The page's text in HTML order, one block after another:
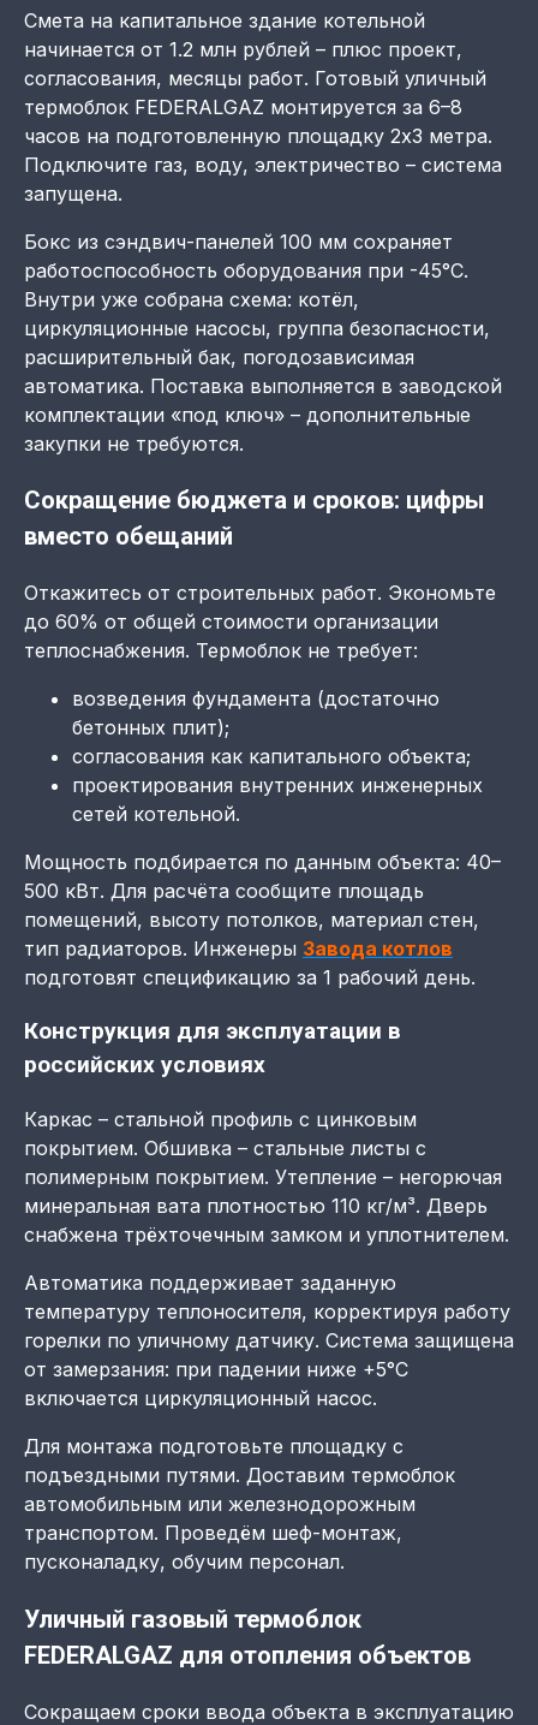
Смета на капитальное здание котельной
начинается от 1.2 млн рублей – плюс проект,
согласования, месяцы работ. Готовый уличный
термоблок FEDERALGAZ монтируется за 6–8
часов на подготовленную площадку 2x3 метра.
Подключите газ, воду, электричество – система
запущена.
Бокс из сэндвич-панелей 100 мм сохраняет
работоспособность оборудования при -45°C.
Внутри уже собрана схема: котёл,
циркуляционные насосы, группа безопасности,
расширительный бак, погодозависимая
автоматика. Поставка выполняется в заводской
комплектации «под ключ» – дополнительные
закупки не требуются.
Сокращение бюджета и сроков: цифры
вместо обещаний
Откажитесь от строительных работ. Экономьте
до 60% от общей стоимости организации
теплоснабжения. Термоблок не требует:
возведения фундамента (достаточно
бетонных плит);
согласования как капитального объекта;
проектирования внутренних инженерных
сетей котельной.
Мощность подбирается по данным объекта: 40–
500 кВт. Для расчёта сообщите площадь
помещений, высоту потолков, материал стен,
тип радиаторов. Инженеры Завода котлов
подготовят спецификацию за 1 рабочий день.
Конструкция для эксплуатации в
российских условиях
Каркас – стальной профиль с цинковым
покрытием. Обшивка – стальные листы с
полимерным покрытием. Утепление – негорючая
минеральная вата плотностью 110 кг/м³. Дверь
снабжена трёхточечным замком и уплотнителем.
Автоматика поддерживает заданную
температуру теплоносителя, корректируя работу
горелки по уличному датчику. Система защищена
от замерзания: при падении ниже +5°C
включается циркуляционный насос.
Для монтажа подготовьте площадку с
подъездными путями. Доставим термоблок
автомобильным или железнодорожным
транспортом. Проведём шеф-монтаж,
пусконаладку, обучим персонал.
Уличный газовый термоблок
FEDERALGAZ для отопления объектов
Сокращаем сроки ввода объекта в эксплуатацию